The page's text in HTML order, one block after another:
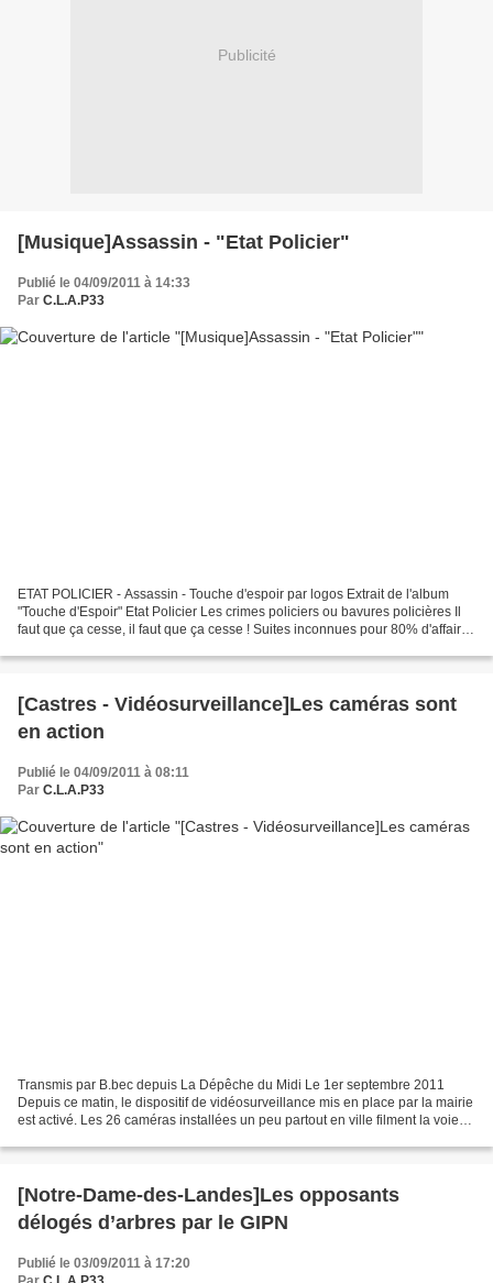
Publicité
[Musique]Assassin - "Etat Policier"
Publié le 04/09/2011 à 14:33
Par C.L.A.P33
ETAT POLICIER - Assassin - Touche d'espoir par logos Extrait de l'album
"Touche d'Espoir" Etat Policier Les crimes policiers ou bavures policières Il
faut que ça cesse, il faut que ça cesse ! Suites inconnues pour 80% d'affaires
[Castres - Vidéosurveillance]Les caméras sont
en action
Publié le 04/09/2011 à 08:11
Par C.L.A.P33
Transmis par B.bec depuis La Dépêche du Midi Le 1er septembre 2011
Depuis ce matin, le dispositif de vidéosurveillance mis en place par la mairie
est activé. Les 26 caméras installées un peu partout en ville filment la voie
[Notre-Dame-des-Landes]Les opposants
délogés d’arbres par le GIPN
Publié le 03/09/2011 à 17:20